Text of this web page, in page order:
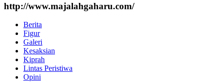
http://www.majalahgaharu.com/
Berita
Figur
Galeri
Kesaksian
Kiprah
Lintas Peristiwa
Opini